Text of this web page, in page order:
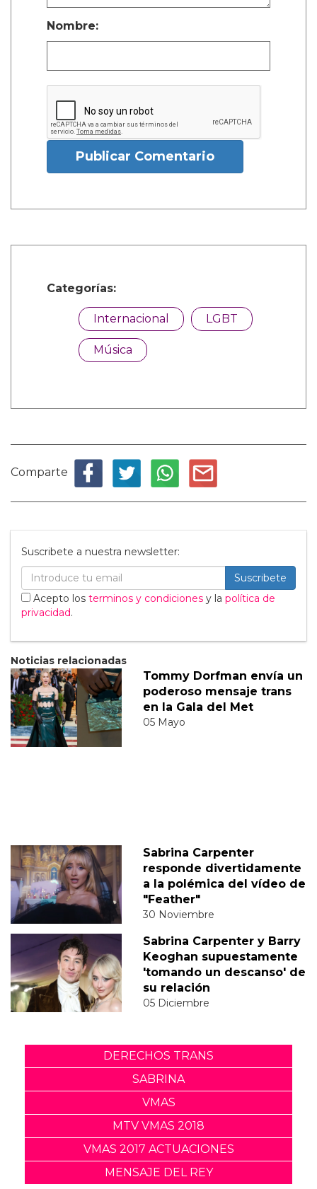
Nombre:
Publicar Comentario
Categorías:
Internacional LGBT
Música
Comparte
Suscribete a nuestra newsletter:
Suscribete
Acepto los terminos y condiciones y la política de
privacidad.
Noticias relacionadas
Tommy Dorfman envía un
poderoso mensaje trans
en la Gala del Met
05 Mayo
Sabrina Carpenter
responde divertidamente
a la polémica del vídeo de
"Feather"
30 Noviembre
Sabrina Carpenter y Barry
Keoghan supuestamente
'tomando un descanso' de
su relación
05 Diciembre
DERECHOS TRANS
SABRINA
VMAS
MTV VMAS 2018
VMAS 2017 ACTUACIONES
MENSAJE DEL REY